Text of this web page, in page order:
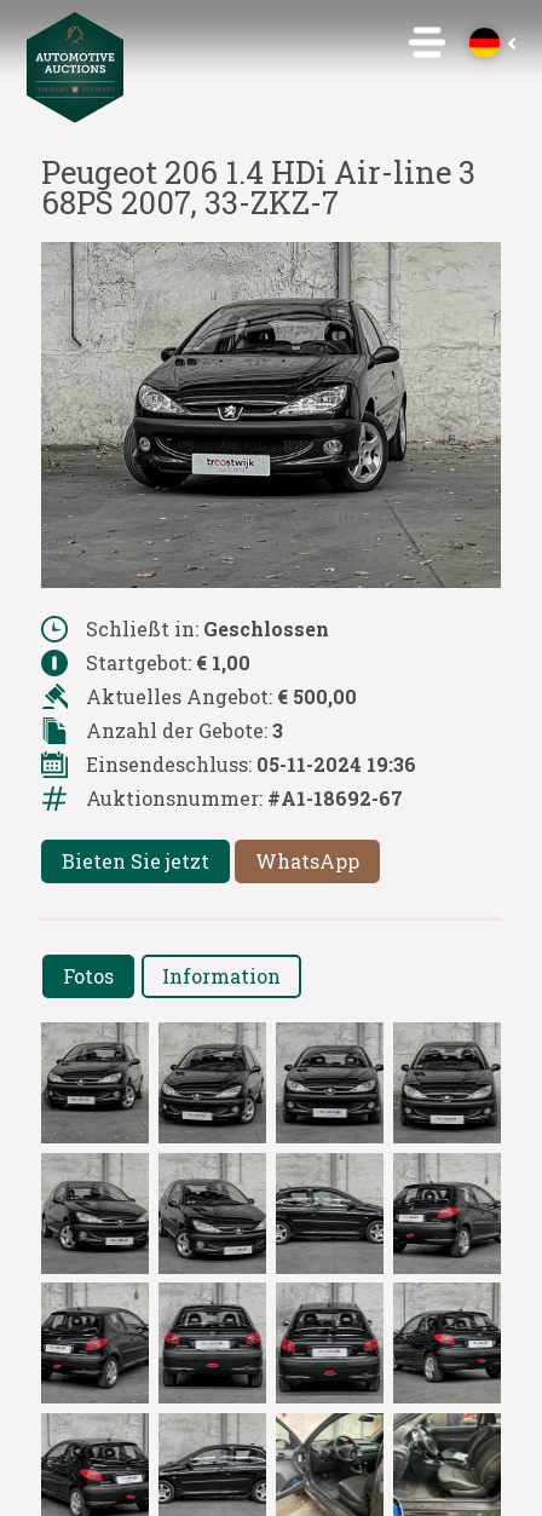
Peugeot 206 1.4 HDi Air-line 3
68PS 2007, 33-ZKZ-7
Schließt in: Geschlossen
Startgebot: € 1,00
Aktuelles Angebot: € 500,00
Anzahl der Gebote:3
Einsendeschluss: 05-11-2024 19:36
Auktionsnummer: #A1-18692-67
Bieten Sie jetzt WhatsApp
Fotos Information